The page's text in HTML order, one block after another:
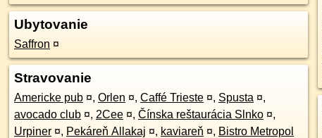
Ubytovanie
Saffron ¤
Stravovanie
Americke pub ¤, Orlen ¤, Caffé Trieste ¤, Spusta ¤,
avocado club ¤, 2Cee ¤, Čínska reštaurácia Slnko ¤,
Urpiner ¤, Pekáreň Allakaj ¤, kaviareň ¤, Bistro Metropol